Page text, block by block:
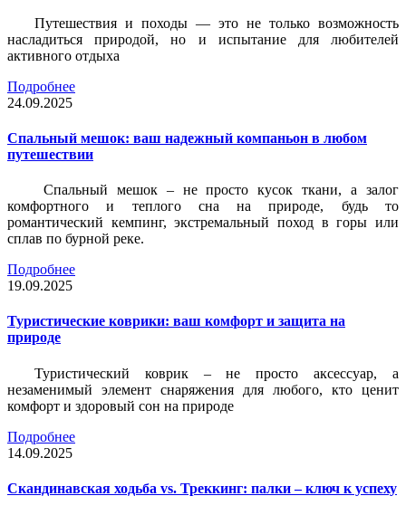
Путешествия и походы — это не только возможность
насладиться природой, но и испытание для любителей
активного отдыха
Подробнее
24.09.2025
Спальный мешок: ваш надежный компаньон в любом
путешествии
Спальный мешок – не просто кусок ткани, а залог
комфортного и теплого сна на природе, будь то
романтический кемпинг, экстремальный поход в горы или
сплав по бурной реке.
Подробнее
19.09.2025
Туристические коврики: ваш комфорт и защита на
природе
Туристический коврик – не просто аксессуар, а
незаменимый элемент снаряжения для любого, кто ценит
комфорт и здоровый сон на природе
Подробнее
14.09.2025
Скандинавская ходьба vs. Треккинг: палки – ключ к успеху